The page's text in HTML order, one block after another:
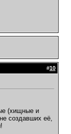
#10
(хищные и
создавших её,